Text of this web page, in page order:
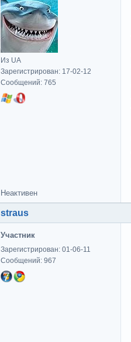
Из UA
Зарегистрирован: 17-02-12
Сообщений: 765
Неактивен
straus
Участник
Зарегистрирован: 01-06-11
Сообщений: 967